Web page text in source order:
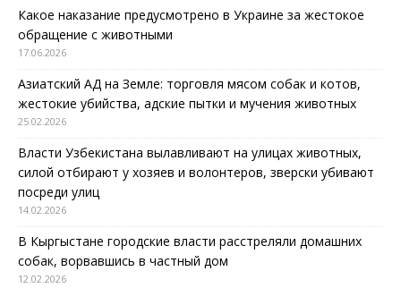
Какое наказание предусмотрено в Украине за жестокое
обращение с животными
17.06.2026
Азиатский АД на Земле: торговля мясом собак и котов,
жестокие убийства, адские пытки и мучения животных
25.02.2026
Власти Узбекистана вылавливают на улицах животных,
силой отбирают у хозяев и волонтеров, зверски убивают
посреди улиц
14.02.2026
В Кыргыстане городские власти расстреляли домашних
собак, ворвавшись в частный дом
12.02.2026